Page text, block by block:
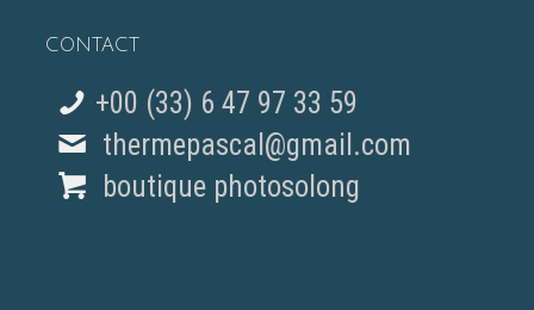
CONTACT
+00 (33) 6 47 97 33 59
thermepascal@gmail.com
boutique photosolong